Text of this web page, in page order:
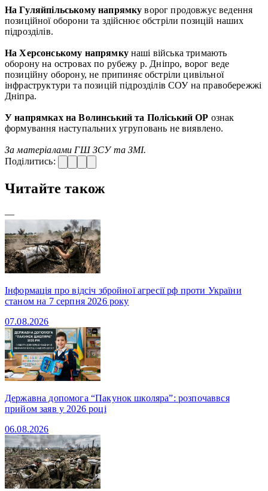
На Гуляйпільському напрямку ворог продовжує ведення
позиційної оборони та здійснює обстріли позицій наших
підрозділів.
На Херсонському напрямку наші війська тримають
оборону на островах по рубежу р. Дніпро, ворог веде
позиційну оборону, не припиняє обстріли цивільної
інфраструктури та позицій підрозділів СОУ на правобережжі
Дніпра.
У напрямках на Волинський та Поліський ОР ознак
формування наступальних угруповань не виявлено.
За матеріалами ГШ ЗСУ та ЗМІ.
Поділитись:
Читайте також
—
Інформація про відсіч збройної агресії рф проти України
станом на 7 серпня 2026 року
07.08.2026
Державна допомога “Пакунок школяра”: розпочаввся
прийом заяв у 2026 році
06.08.2026